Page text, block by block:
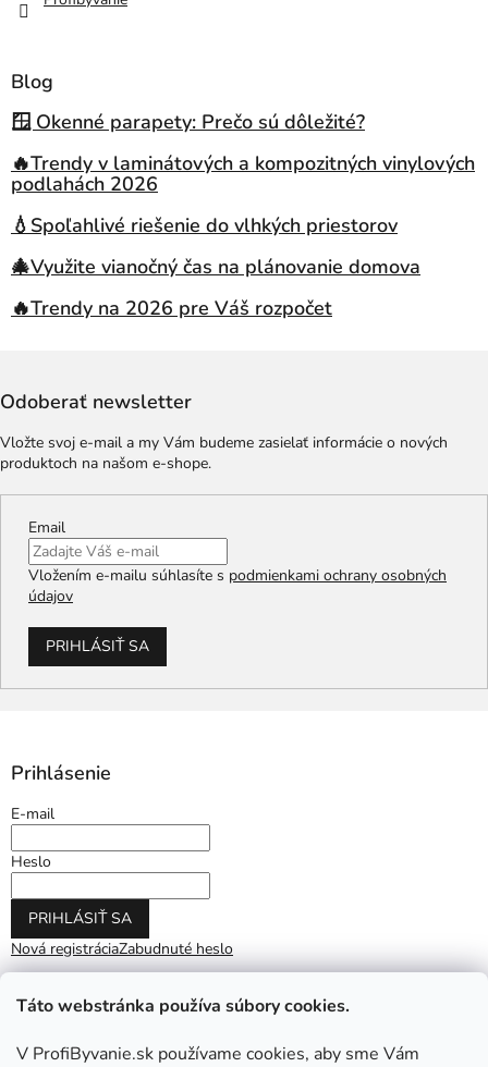
Táto webstránka používa súbory cookies.
V ProfiByvanie.sk používame cookies, aby sme Vám
Blog
🪟 Okenné parapety: Prečo sú dôležité?
🔥Trendy v laminátových a kompozitných vinylových
podlahách 2026
💧Spoľahlivé riešenie do vlhkých priestorov
🎄Využite vianočný čas na plánovanie domova
🔥Trendy na 2026 pre Váš rozpočet
Odoberať newsletter
Vložte svoj e-mail a my Vám budeme zasielať informácie o nových
produktoch na našom e-shope.
Email
Vložením e-mailu súhlasíte s podmienkami ochrany osobných
údajov
PRIHLÁSIŤ SA
Prihlásenie
E-mail
Heslo
PRIHLÁSIŤ SA
Nová registráciaZabudnuté heslo